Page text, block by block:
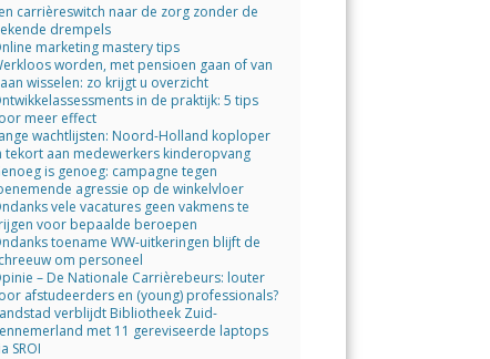
carrièreswitch naar de zorg zonder de
drempels
marketing mastery tips
worden, met pensioen gaan of van
wisselen: zo krijgt u overzicht
in de praktijk: 5 tips
meer effect
wachtlijsten: Noord-Holland koploper
tekort aan medewerkers kinderopvang
is genoeg: campagne tegen
agressie op de winkelvloer
vele vacatures geen vakmens te
voor bepaalde beroepen
toename WW-uitkeringen blijft de
om personeel
– De Nationale Carrièrebeurs: louter
afstudeerders en (young) professionals?
verblijdt Bibliotheek Zuid-
met 11 gereviseerde laptops
SROI